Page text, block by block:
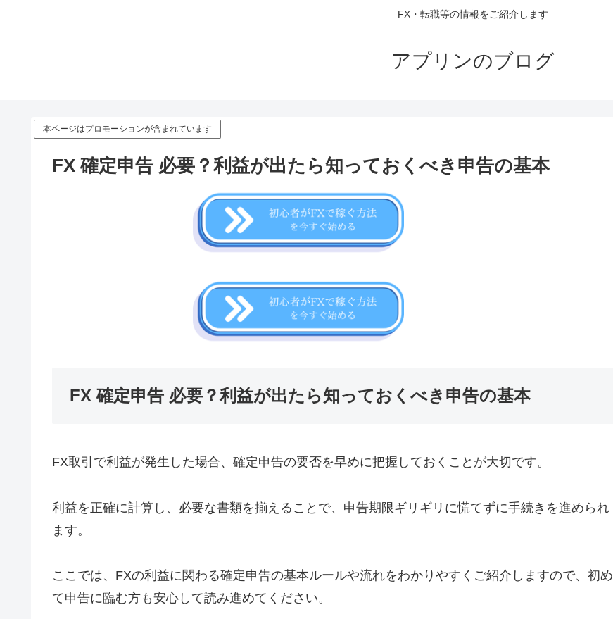
FX・転職等の情報をご紹介します
アプリンのブログ
本ページはプロモーションが含まれています
FX 確定申告 必要？利益が出たら知っておくべき申告の基本
FX 確定申告 必要？利益が出たら知っておくべき申告の基本
FX取引で利益が発生した場合、確定申告の要否を早めに把握しておくことが大切です。
利益を正確に計算し、必要な書類を揃えることで、申告期限ギリギリに慌てずに手続きを進められ
ます。
ここでは、FXの利益に関わる確定申告の基本ルールや流れをわかりやすくご紹介しますので、初め
て申告に臨む方も安心して読み進めてください。